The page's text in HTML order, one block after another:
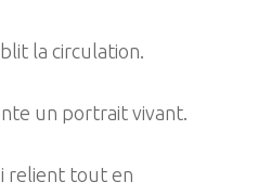
la circulation.
un portrait vivant.
relient tout en